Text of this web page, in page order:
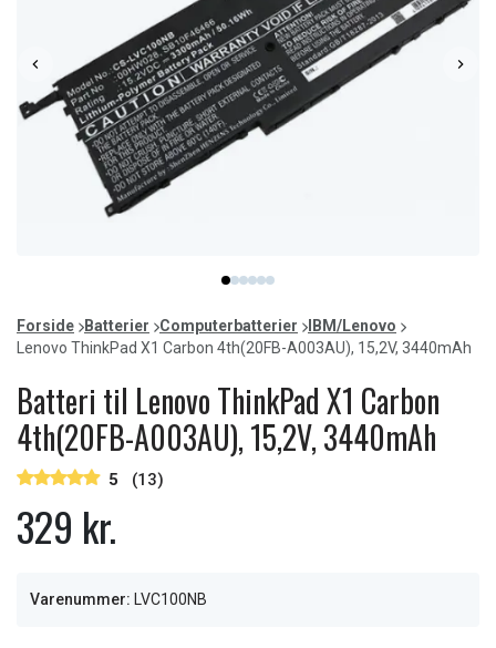
item
0
item
1
item
2
item
3
item
4
item
5
of
6
Forside Batterier Computerbatterier
IBM/Lenovo
Lenovo ThinkPad X1 Carbon 4th(20FB-A003AU), 15,2V, 3440mAh
Batteri til Lenovo ThinkPad X1 Carbon
4th(20FB-A003AU), 15,2V, 3440mAh
5 (13)
329 kr.
Varenummer: LVC100NB